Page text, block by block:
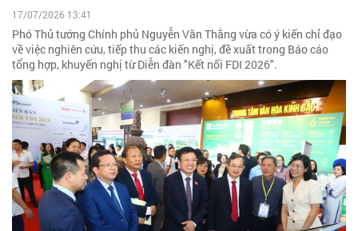
17/07/2026 13:41
Phó Thủ tướng Chính phủ Nguyễn Văn Thắng vừa có ý kiến chỉ đạo
về việc nghiên cứu, tiếp thu các kiến nghị, đề xuất trong Báo cáo
tổng hợp, khuyến nghị từ Diễn đàn "Kết nối FDI 2026".